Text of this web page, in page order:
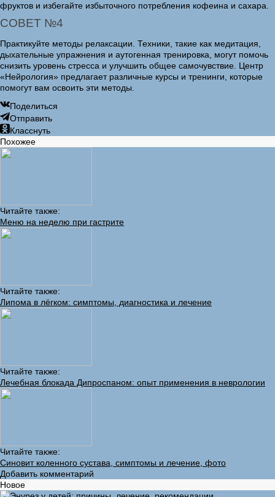
фруктов и избегайте избыточного потребления кофеина и сахара.
СОВЕТ №4
Практикуйте методы релаксации. Техники, такие как медитация,
дыхательные упражнения и аутогенная тренировка, могут помочь
снизить уровень стресса и улучшить общее самочувствие. Центр
«Нейрология» предлагает различные курсы и тренинги, которые
помогут вам освоить эти методы.
Поделиться
Отправить
Класснуть
Похожее
Читайте также:
Меню на неделю при гастрите
Читайте также:
Липома в лёгком: симптомы, диагностика и лечение
Читайте также:
Лечебная блокада Дипроспаном: опыт применения в неврологии
Читайте также:
Синовит коленного сустава, симптомы и лечение, фото
Добавить комментарий
Новое